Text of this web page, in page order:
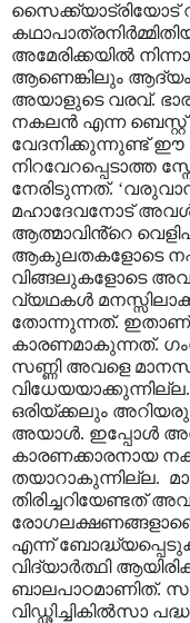
അമേരിക്കയിൽ
ആണെങ്കിലും ആദ്യം
അയാളുടെ വരവ്.
നകലൻ എന്ന
വേദനിക്കുന്നുണ്ട് ഈ
നേരിടുന്നത്. ‘
മഹാദേവനോട്
ആത്മാവിൻ്റെ
ആകുലതകളോടെ
വിങ്ങലുകളോടെ
വ്യഥകൾ
തോന്നുന്നത്. ഇതാണ്
കാരണമാകുന്നത്.
സണ്ണി അവളെ
വിധേയയാക്കുന്നില്ല.
ഒരിയ്ക്കലും
അയാൾ. ഇപ്പോൾ
കാരണക്കാരനായ
തയാറാകുന്നില്ല.
തിരിച്ചറിയേണ്ടത്
എന്ന്
വിദ്യാർത്ഥി
ബാലപാഠമാണിത്.
വിഡ്ഢിച്ചികിൽസാ